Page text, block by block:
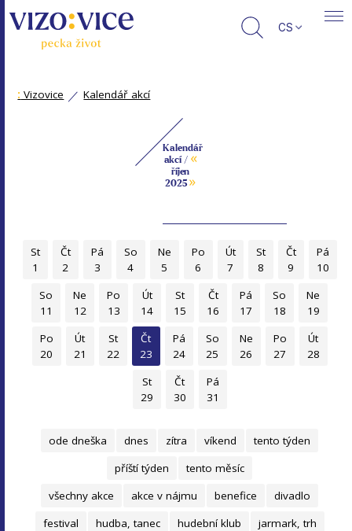
CS
: Vizovice Kalendář akcí
Kalendář
akcí / «
říjen
2025»
St
1
Čt
2
Pá
3
So
4
Ne
5
Po
6
Út
7
St
8
Čt
9
Pá
10
So
11
Ne
12
Po
13
Út
14
St
15
Čt
16
Pá
17
So
18
Ne
19
Po
20
Út
21
St
22
Čt
23
Pá
24
So
25
Ne
26
Po
27
Út
28
St
29
Čt
30
Pá
31
ode dneška dnes zítra víkend
tento týden
příští týden
tento měsíc
všechny akce
akce v nájmu benefice
divadlo
festival
hudba, tanec hudební klub
jarmark, trh